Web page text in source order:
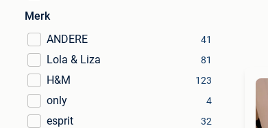
Merk
ANDERE
41
Lola & Liza 81
H&M 123
only 4
esprit
32